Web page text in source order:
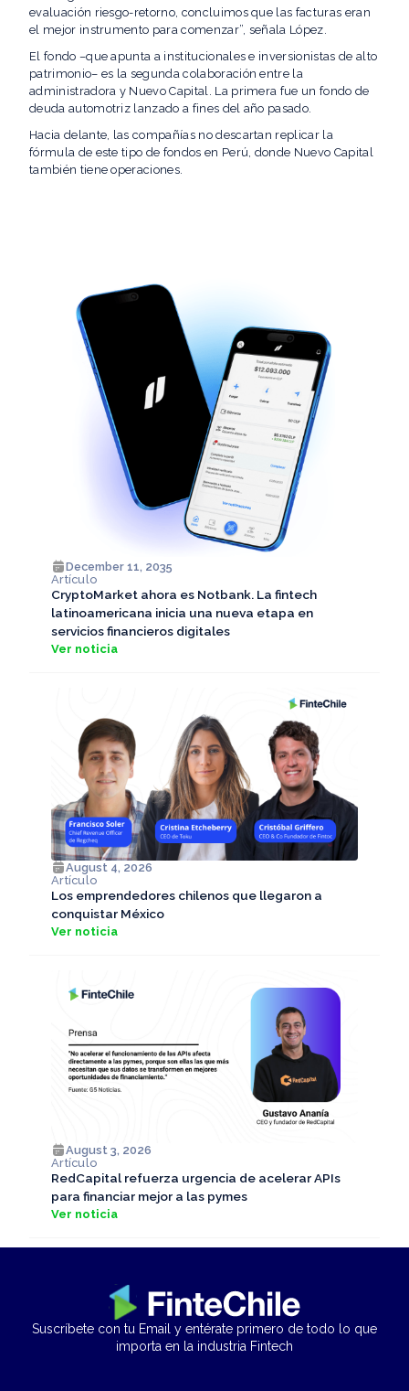
evaluación riesgo-retorno, concluimos que las facturas eran
el mejor instrumento para comenzar”, señala López.
El fondo –que apunta a institucionales e inversionistas de alto
patrimonio– es la segunda colaboración entre la
administradora y Nuevo Capital. La primera fue un fondo de
deuda automotriz lanzado a fines del año pasado.
Hacia delante, las compañías no descartan replicar la
fórmula de este tipo de fondos en Perú, donde Nuevo Capital
también tiene operaciones.
December 11, 2035
Artículo
CryptoMarket ahora es Notbank. La fintech
latinoamericana inicia una nueva etapa en
servicios financieros digitales
Ver noticia
August 4, 2026
Artículo
Los emprendedores chilenos que llegaron a
conquistar México
Ver noticia
August 3, 2026
Artículo
RedCapital refuerza urgencia de acelerar APIs
para financiar mejor a las pymes
Ver noticia
Suscríbete con tu Email y entérate primero de todo lo que
importa en la industria Fintech